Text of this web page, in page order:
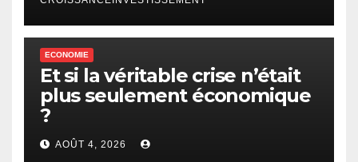
ECONOMIE
Et si la véritable crise n’était
plus seulement économique
?
AOÛT 4, 2026